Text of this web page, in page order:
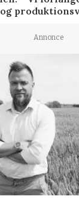
Annonce